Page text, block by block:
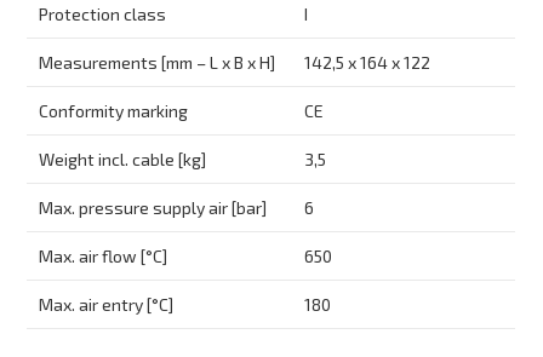
Protection class I
Measurements [mm – L x B x H] 142,5 x 164 x 122
Conformity marking CE
Weight incl. cable [kg] 3,5
Max. pressure supply air [bar] 6
Max. air flow [°C] 650
Max. air entry [°C] 180